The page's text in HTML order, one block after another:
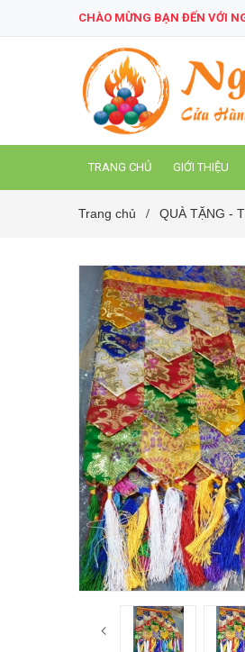
CHÀO MỪNG BẠN ĐẾN VỚI
TRANG CHỦ GIỚI THIỆU
Trang chủ / QUÀ TẶNG -